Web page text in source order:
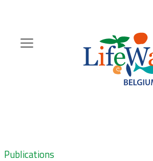
content
Zoeknavigatie
Publications